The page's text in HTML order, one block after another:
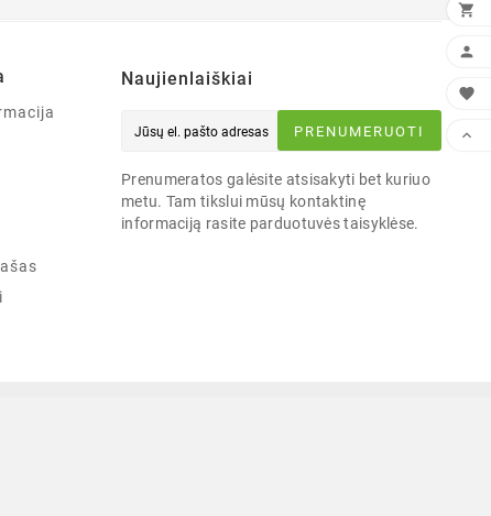
Naujienlaiškiai
PRENUMERUOTI
Prenumeratos galėsite atsisakyti bet kuriuo
metu. Tam tikslui mūsų kontaktinę
informaciją rasite parduotuvės taisyklėse.



